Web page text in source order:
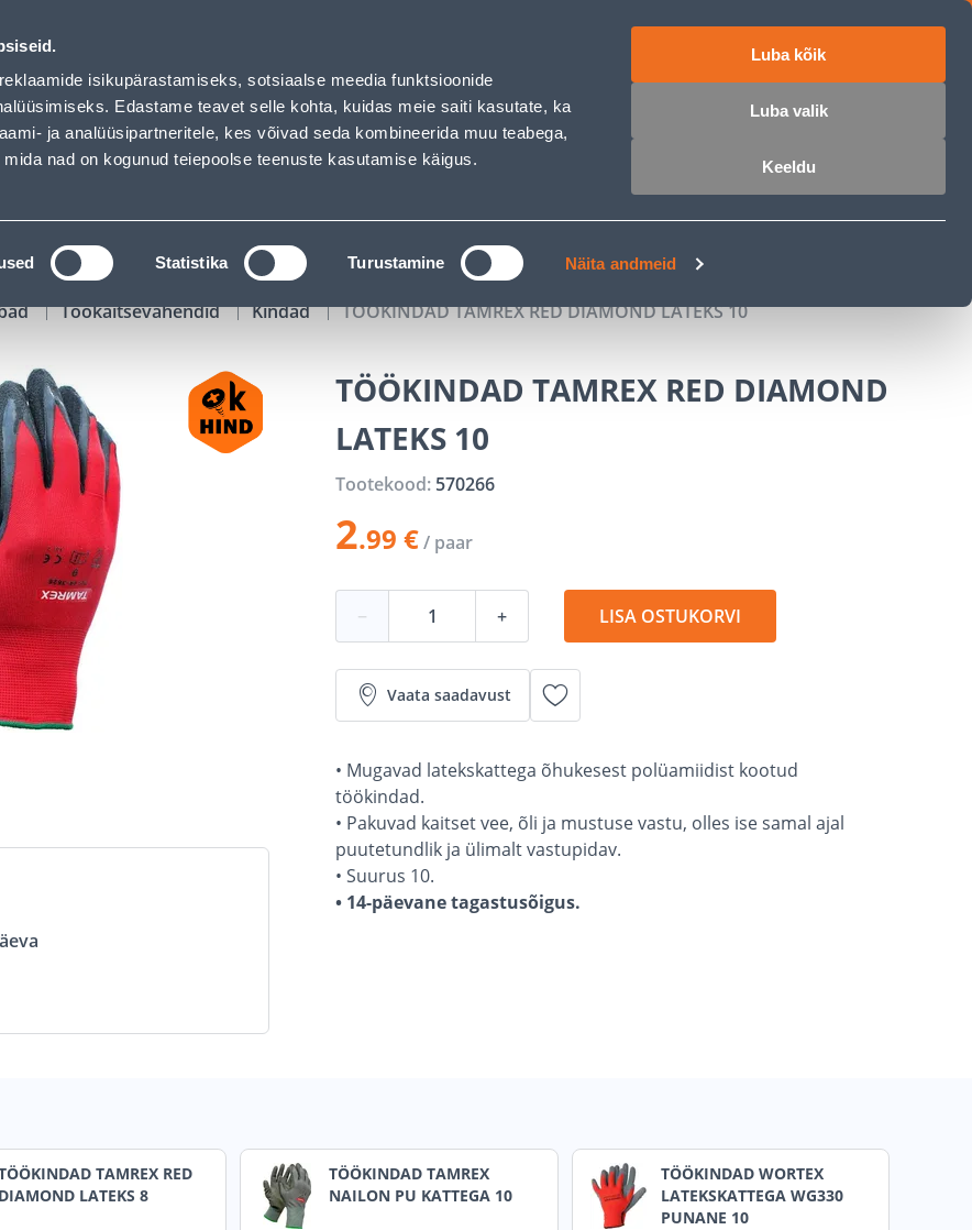
isikupärastamiseks, sotsiaalse meedia funktsioonide
Edastame teavet selle kohta, kuidas meie saiti kasutate, ka
ja analüüsipartneritele, kes võivad seda kombineerida muu teabega,
nad on kogunud teiepoolse teenuste kasutamise käigus.
Statistika Turustamine Näita andmeid
Luba kõik
Luba valik
Keeldu
Teenused Karjäärileht
OTSI Logi sisse
KATALOOGID TÖÖRIISTALAENUTUS JÄRELMAKS
Töökaitsevahendid Kindad TÖÖKINDAD TAMREX RED DIAMOND LATEKS 10
TÖÖKINDAD TAMREX RED DIAMOND
LATEKS 10
Tootekood: 570266
2.99 €/ paar
− + LISA OSTUKORVI
Vaata saadavust
• Mugavad latekskattega õhukesest polüamiidist kootud
töökindad.
• Pakuvad kaitset vee, õli ja mustuse vastu, olles ise samal ajal
puutetundlik ja ülimalt vastupidav.
• Suurus 10.
• 14-päevane tagastusõigus.
TAMREX RED
DIAMOND LATEKS 8
TÖÖKINDAD TAMREX
NAILON PU KATTEGA 10
TÖÖKINDAD WORTEX
LATEKSKATTEGA WG330
PUNANE 10